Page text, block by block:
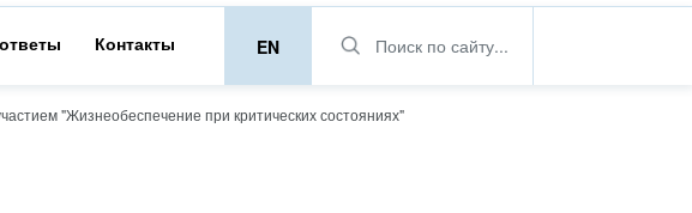
Контакты EN Поиск по сайту...
"Жизнеобеспечение при критических состояниях"